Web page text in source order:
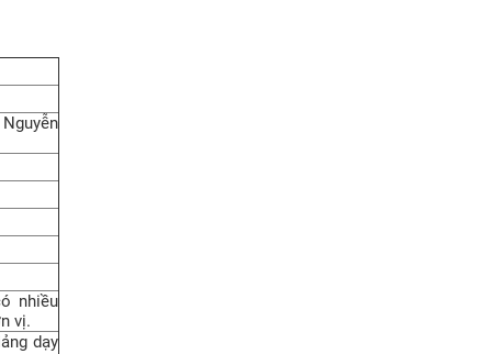
nhiều
vị.
dạy